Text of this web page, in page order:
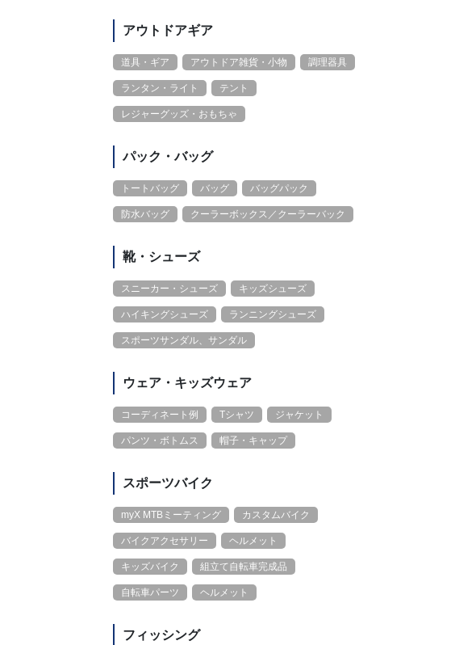
アウトドアギア
道具・ギア アウトドア雑貨・小物 調理器具
ランタン・ライト テント
レジャーグッズ・おもちゃ
パック・バッグ
トートバッグ バッグ バッグパック
防水バッグ クーラーボックス／クーラーバック
靴・シューズ
スニーカー・シューズ キッズシューズ
ハイキングシューズ ランニングシューズ
スポーツサンダル、サンダル
ウェア・キッズウェア
コーディネート例 Tシャツ ジャケット
パンツ・ボトムス 帽子・キャップ
スポーツバイク
myX MTBミーティング カスタムバイク
バイクアクセサリー ヘルメット
キッズバイク 組立て自転車完成品
自転車パーツ ヘルメット
フィッシング